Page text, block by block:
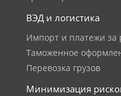
ВЭД и логистика
Импорт и платежи за
Таможенное
Перевозка грузов
Минимизация